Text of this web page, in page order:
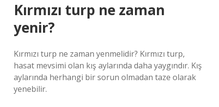
Kırmızı turp ne zaman
yenir?
Kırmızı turp ne zaman yenmelidir? Kırmızı turp,
hasat mevsimi olan kış aylarında daha yaygındır. Kış
aylarında herhangi bir sorun olmadan taze olarak
yenebilir.